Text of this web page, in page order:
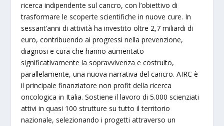
ricerca indipendente sul cancro, con l’obiettivo di
trasformare le scoperte scientifiche in nuove cure. In
sessant’anni di attività ha investito oltre 2,7 miliardi di
euro, contribuendo ai progressi nella prevenzione,
diagnosi e cura che hanno aumentato
significativamente la sopravvivenza e costruito,
parallelamente, una nuova narrativa del cancro. AIRC è
il principale finanziatore non profit della ricerca
oncologica in Italia. Sostiene il lavoro di 5.000 scienziati
attivi in quasi 100 strutture su tutto il territorio
nazionale, selezionando i progetti attraverso un